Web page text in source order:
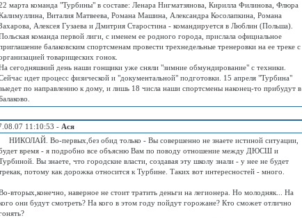
марта команда "Турбины" в составе: Ленара Нигматзянова, Кирилла Филинова, Флюра
Виталия Матвеева, Романа Машина, Александра Косолапкина, Романа
Алексея Гузаева и Дмитрия Старостина - командируется в Люблин (Польша).
команда первой лиги, с именем ее родного города, прислала официальное
балаковским спортсменам провести трехнедельные тренеровки на ее треке с
товарищеских гонок.
сегодняшний день наши гонщики уже сняли "зимние обмундирование" с техники.
идет процесс физической и "документальной" подготовки. 15 апреля "Турбина"
по направлению к дому, и лишь 18 числа наши спортсмены наконец-то прибудут в
11:10:53 - Ася
НИКОЛАЙ. Во-первых,без обид только - Вы совершенно не знаете истиной ситуации,
время - я подробно все объясню Вам по поводу отношение между ДЮСШ и
Вы знаете, что городские власти, создавая эту школу знали - у нее не будет
потому как дорожка относится к Турбине. Таких вот интересностей - много.
вторых,конечно, наверное не стоит тратить деньги на легионера. Но молодняк... На
они будут смотреть? На кого в этом году пойдут горожане? Кто сможет отлично